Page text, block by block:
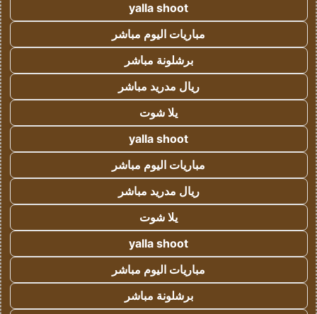
yalla shoot
مباريات اليوم مباشر
برشلونة مباشر
ريال مدريد مباشر
يلا شوت
yalla shoot
مباريات اليوم مباشر
ريال مدريد مباشر
يلا شوت
yalla shoot
مباريات اليوم مباشر
برشلونة مباشر